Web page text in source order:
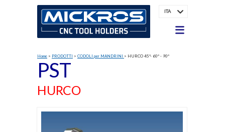
ITA
Home > PRODOTTI > CODOLI per MANDRINI > HURCO 45°- 60° - 90°
PST
HURCO